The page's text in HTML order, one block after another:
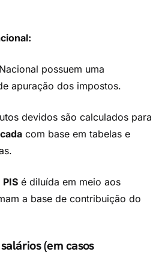
possuem uma
apuração dos impostos.
devidos são calculados para
com base em tabelas e
PIS é diluída em meio aos
a base de contribuição do
(em casos